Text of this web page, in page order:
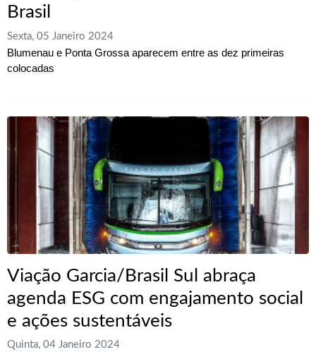
Brasil
Sexta, 05 Janeiro 2024
Blumenau e Ponta Grossa aparecem entre as dez primeiras
colocadas
Viação Garcia/Brasil Sul abraça
agenda ESG com engajamento social
e ações sustentáveis
Quinta, 04 Janeiro 2024